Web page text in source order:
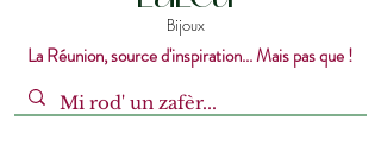
Bijoux
La Réunion, source d'inspiration... Mais pas que !